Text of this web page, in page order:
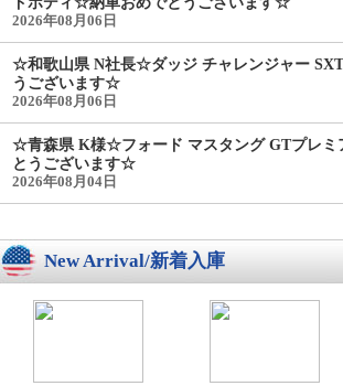
2026年08月06日
☆和歌山県 N社長☆ダッジ チャレンジャー
うございます☆
2026年08月06日
☆青森県 K様☆フォード マスタング GTプレ
とうございます☆
2026年08月04日
New Arrival/新着入庫